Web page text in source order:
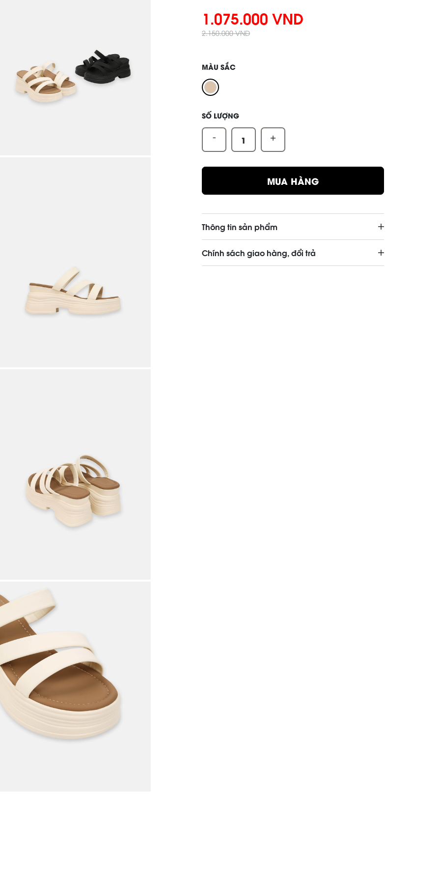
1.075.000 VND
2.150.000 VND
MÀU SẮC
SỐ LƯỢNG
- +
MUA HÀNG
Thông tin sản phẩm
Chính sách giao hàng, đổi trả